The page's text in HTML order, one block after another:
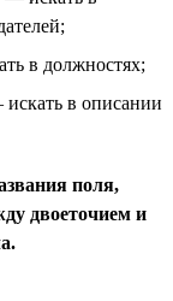
в должностях;
в описании
поля,
двоеточием и